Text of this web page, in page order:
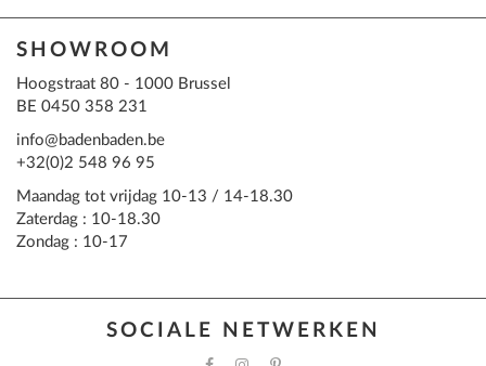
SHOWROOM
Hoogstraat 80 - 1000 Brussel
BE 0450 358 231
info@badenbaden.be
+32(0)2 548 96 95
Maandag tot vrijdag 10-13 / 14-18.30
Zaterdag : 10-18.30
Zondag : 10-17
SOCIALE NETWERKEN